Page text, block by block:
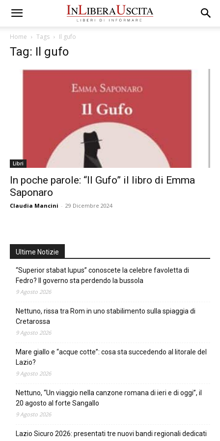
Home Tags Il gufo
Tag: Il gufo
Libri
In poche parole: “Il Gufo” il libro di Emma
Saponaro
Claudia Mancini - 29 Dicembre 2024
Ultime Notizie
“Superior stabat lupus” conoscete la celebre favoletta di
Fedro? Il governo sta perdendo la bussola
9 Agosto 2026
Nettuno, rissa tra Rom in uno stabilimento sulla spiaggia di
Cretarossa
9 Agosto 2026
Mare giallo e “acque cotte”: cosa sta succedendo al litorale del
Lazio?
9 Agosto 2026
Nettuno, “Un viaggio nella canzone romana di ieri e di oggi”, il
20 agosto al forte Sangallo
9 Agosto 2026
Lazio Sicuro 2026: presentati tre nuovi bandi regionali dedicati